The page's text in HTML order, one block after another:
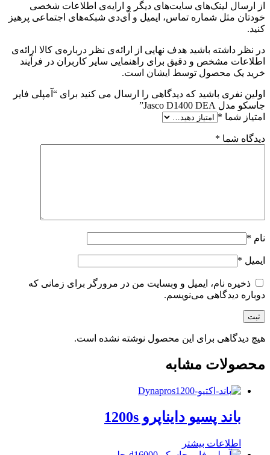
از ارسال لینک‌های سایت‌های دیگر و ارایه‌ی اطلاعات شخصی
خودتان مثل شماره تماس، ایمیل و آی‌دی شبکه‌های اجتماعی پرهیز
کنید.
در نظر داشته باشید هدف نهایی از ارائه‌ی نظر درباره‌ی کالا ارائه‌ی
اطلاعات مشخص و دقیق برای راهنمایی سایر کاربران در فرآیند
خرید یک محصول توسط ایشان است.
اولین نفری باشید که دیدگاهی را ارسال می کنید برای “آمپلی فایر
جاسکو مدل Jasco D1400 DEA”
امتیاز شما *
دیدگاه شما *
نام *
ایمیل *
ذخیره نام، ایمیل و وبسایت من در مرورگر برای زمانی که
دوباره دیدگاهی می‌نویسم.
هیچ دیدگاهی برای این محصول نوشته نشده است.
محصولات مشابه
باند پسیو دایناپرو 1200s
اطلاعات بیشتر